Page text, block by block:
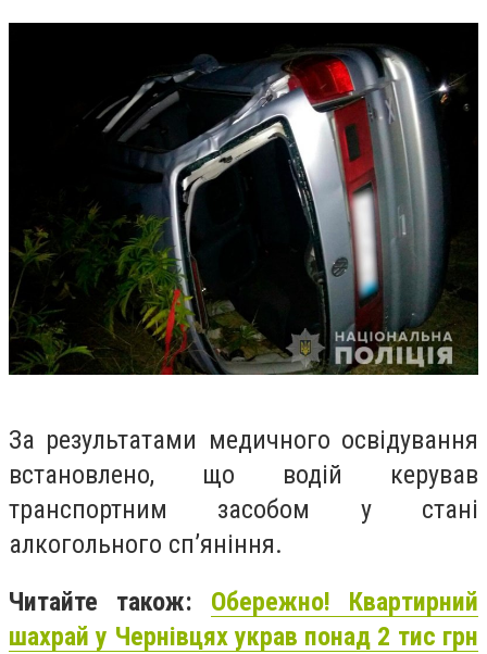
За результатами медичного освідування
встановлено, що водій керував
транспортним засобом у стані
алкогольного сп’яніння.
Читайте також: Обережно! Квартирний
шахрай у Чернівцях украв понад 2 тис грн